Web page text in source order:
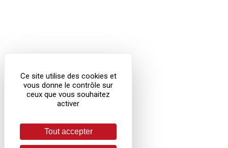
Ce site utilise des cookies et
vous donne le contrôle sur
ceux que vous souhaitez
activer
Tout accepter